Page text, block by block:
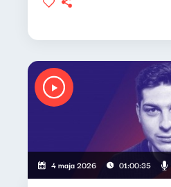
4 maja 2026 01:00:35